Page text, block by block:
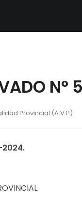
Provincial (A.V.P)
2024.